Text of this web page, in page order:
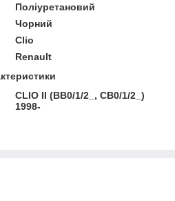
Поліуретановий
Чорний
Clio
Renault
CLIO II (BB0/1/2_, CB0/1/2_)
1998-